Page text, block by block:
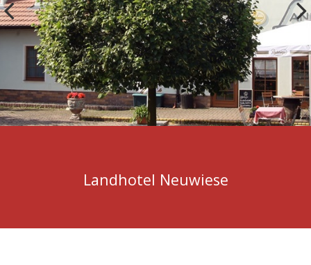
Landhotel Neuwiese